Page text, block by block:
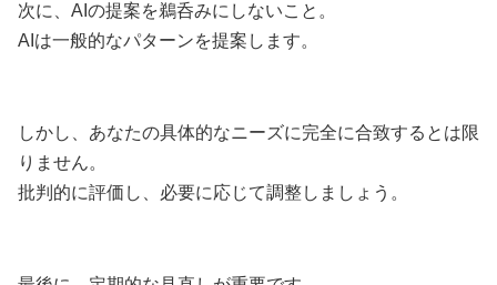
次に、AIの提案を鵜呑みにしないこと。
AIは一般的なパターンを提案します。
しかし、あなたの具体的なニーズに完全に合致するとは限
りません。
批判的に評価し、必要に応じて調整しましょう。